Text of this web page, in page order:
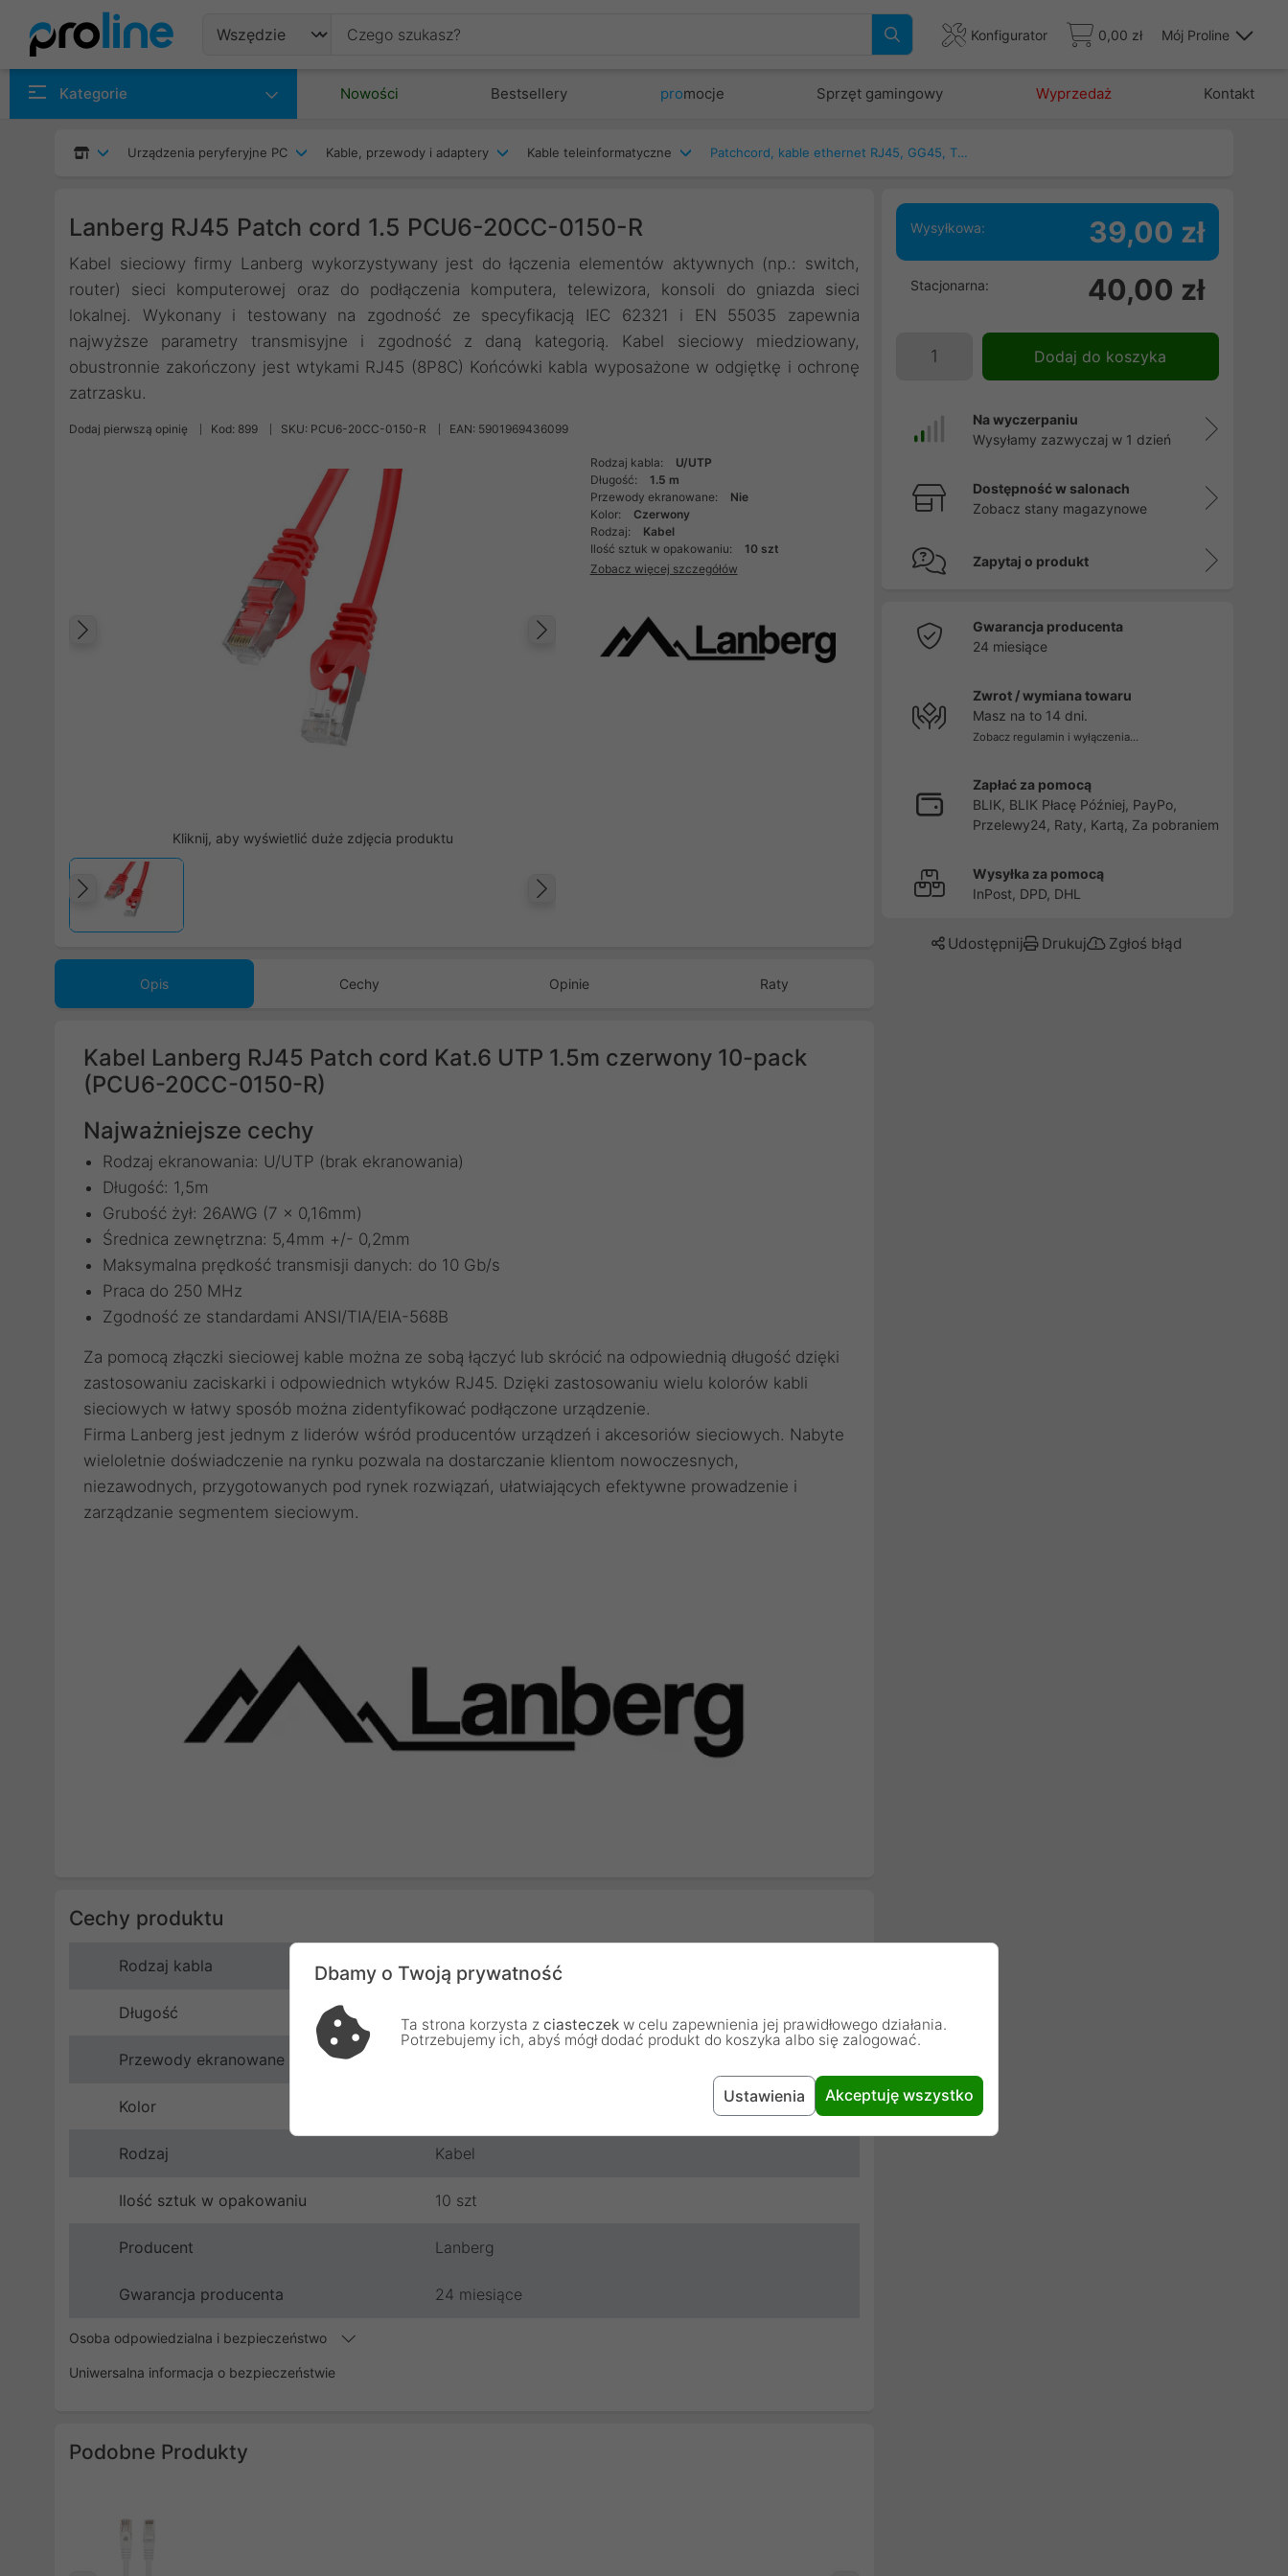
Konfigurator 0,00 zł Mój Proline
Kategorie Nowości Bestsellery promocje Sprzęt gamingowy Wyprzedaż Kontakt
Urządzenia peryferyjne PC Kable, przewody i adaptery Kable teleinformatyczne Patchcord, kable ethernet RJ45, GG45, TERA
Lanberg RJ45 Patch cord 1.5 PCU6-20CC-0150-R
Kabel sieciowy firmy Lanberg wykorzystywany jest do łączenia elementów aktywnych (np.: switch,
router) sieci komputerowej oraz do podłączenia komputera, telewizora, konsoli do gniazda sieci
lokalnej. Wykonany i testowany na zgodność ze specyfikacją IEC 62321 i EN 55035 zapewnia
najwyższe parametry transmisyjne i zgodność z daną kategorią. Kabel sieciowy miedziowany,
obustronnie zakończony jest wtykami RJ45 (8P8C) Końcówki kabla wyposażone w odgiętkę i ochronę
zatrzasku.
Dodaj pierwszą opinię Kod: 899 SKU: PCU6-20CC-0150-R EAN: 5901969436099
Następny
Poprzedni
Kliknij, aby wyświetlić duże zdjęcia produktu
Poprzedni
Rodzaj kabla:
U/UTP
Długość:
1.5 m
Przewody ekranowane:
Nie
Kolor:
Czerwony
Rodzaj:
Kabel
Ilość sztuk w opakowaniu:
10 szt
Zobacz więcej szczegółów
Opis Cechy Opinie Raty
Kabel Lanberg RJ45 Patch cord Kat.6 UTP 1.5m czerwony 10-pack
(PCU6-20CC-0150-R)
Najważniejsze cechy
Rodzaj ekranowania: U/UTP (brak ekranowania)
Długość: 1,5m
Grubość żył: 26AWG (7 x 0,16mm)
Średnica zewnętrzna: 5,4mm +/- 0,2mm
Maksymalna prędkość transmisji danych: do 10 Gb/s
Praca do 250 MHz
Zgodność ze standardami ANSI/TIA/EIA-568B
Za pomocą złączki sieciowej kable można ze sobą łączyć lub skrócić na odpowiednią długość dzięki
zastosowaniu zaciskarki i odpowiednich wtyków RJ45. Dzięki zastosowaniu wielu kolorów kabli
sieciowych w łatwy sposób można zidentyfikować podłączone urządzenie.
Firma Lanberg jest jednym z liderów wśród producentów urządzeń i akcesoriów sieciowych. Nabyte
wieloletnie doświadczenie na rynku pozwala na dostarczanie klientom nowoczesnych,
niezawodnych, przygotowanych pod rynek rozwiązań, ułatwiających efektywne prowadzenie i
zarządzanie segmentem sieciowym.
Cechy produktu
Rodzaj kabla U/UTP
Długość
Przewody ekranowane
Kolor
Rodzaj Kabel
Ilość sztuk w opakowaniu 10 szt
Producent Lanberg
Gwarancja producenta 24 miesiące
Osoba odpowiedzialna i bezpieczeństwo
Uniwersalna informacja o bezpieczeństwie
Podobne Produkty
Wysyłkowa: 39,00 zł
Stacjonarna: 40,00 zł
Dodaj do koszyka
Na wyczerpaniu
Wysyłamy zazwyczaj w 1 dzień
Dostępność w salonach
Zobacz stany magazynowe
Zapytaj o produkt
Gwarancja producenta
24 miesiące
Zwrot / wymiana towaru
Masz na to 14 dni.
Zobacz regulamin i wyłączenia...
Zapłać za pomocą
BLIK, BLIK Płacę Później, PayPo,
Przelewy24, Raty, Kartą, Za pobraniem
Wysyłka za pomocą
InPost, DPD, DHL
Udostępnij Drukuj Zgłoś błąd
Dbamy o Twoją prywatność
Ta strona korzysta z ciasteczek w celu zapewnienia jej prawidłowego działania.
Potrzebujemy ich, abyś mógł dodać produkt do koszyka albo się zalogować.
Ustawienia Akceptuję wszystko